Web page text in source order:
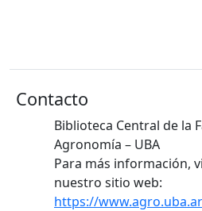
Contacto
Biblioteca Central de la
Agronomía – UBA
Para más información,
nuestro sitio web:
https://